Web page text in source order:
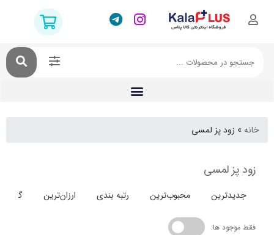
زود پز لمسی
لمسی
محبوب‌ترین رتبه بندی ارزان‌ترین گران‌ترین
ها: